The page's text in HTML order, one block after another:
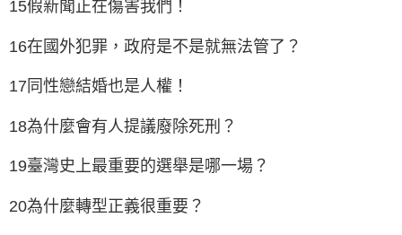
15假新聞正在傷害我們！
16在國外犯罪，政府是不是就無法管了？
17同性戀結婚也是人權！
18為什麼會有人提議廢除死刑？
19臺灣史上最重要的選舉是哪一場？
20為什麼轉型正義很重要？